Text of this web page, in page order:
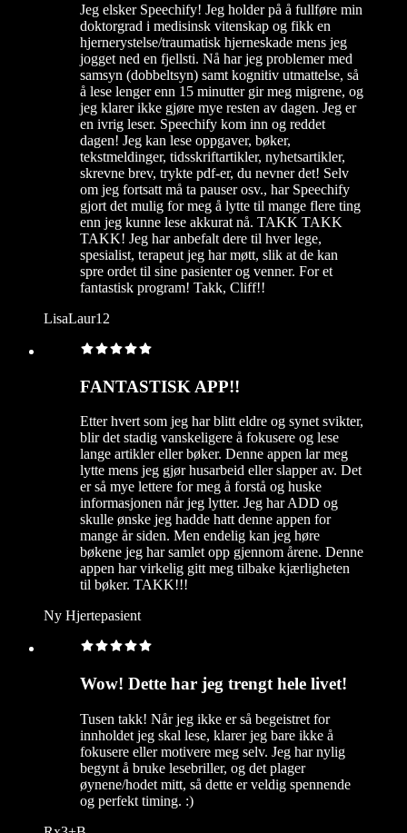
Jeg elsker Speechify! Jeg holder på å fullføre min
doktorgrad i medisinsk vitenskap og fikk en
hjernerystelse/traumatisk hjerneskade mens jeg
jogget ned en fjellsti. Nå har jeg problemer med
samsyn (dobbeltsyn) samt kognitiv utmattelse, så
å lese lenger enn 15 minutter gir meg migrene, og
jeg klarer ikke gjøre mye resten av dagen. Jeg er
en ivrig leser. Speechify kom inn og reddet
dagen! Jeg kan lese oppgaver, bøker,
tekstmeldinger, tidsskriftartikler, nyhetsartikler,
skrevne brev, trykte pdf-er, du nevner det! Selv
om jeg fortsatt må ta pauser osv., har Speechify
gjort det mulig for meg å lytte til mange flere ting
enn jeg kunne lese akkurat nå. TAKK TAKK
TAKK! Jeg har anbefalt dere til hver lege,
spesialist, terapeut jeg har møtt, slik at de kan
spre ordet til sine pasienter og venner. For et
fantastisk program! Takk, Cliff!!
LisaLaur12
FANTASTISK APP!!
Etter hvert som jeg har blitt eldre og synet svikter,
blir det stadig vanskeligere å fokusere og lese
lange artikler eller bøker. Denne appen lar meg
lytte mens jeg gjør husarbeid eller slapper av. Det
er så mye lettere for meg å forstå og huske
informasjonen når jeg lytter. Jeg har ADD og
skulle ønske jeg hadde hatt denne appen for
mange år siden. Men endelig kan jeg høre
bøkene jeg har samlet opp gjennom årene. Denne
appen har virkelig gitt meg tilbake kjærligheten
til bøker. TAKK!!!
Ny Hjertepasient
Wow! Dette har jeg trengt hele livet!
Tusen takk! Når jeg ikke er så begeistret for
innholdet jeg skal lese, klarer jeg bare ikke å
fokusere eller motivere meg selv. Jeg har nylig
begynt å bruke lesebriller, og det plager
øynene/hodet mitt, så dette er veldig spennende
og perfekt timing. :)